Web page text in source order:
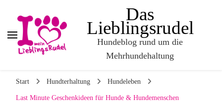
Das
Lieblingsrudel
Hundeblog rund um die
Mehrhundehaltung
Start Hundterhaltung Hundeleben
Last Minute Geschenkideen für Hunde & Hundemenschen